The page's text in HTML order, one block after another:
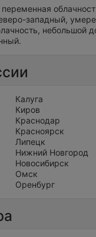
переменная
западный,
небольшой
Калуга
Киров
Краснодар
Красноярск
Липецк
Нижний Новгород
Новосибирск
Омск
Оренбург